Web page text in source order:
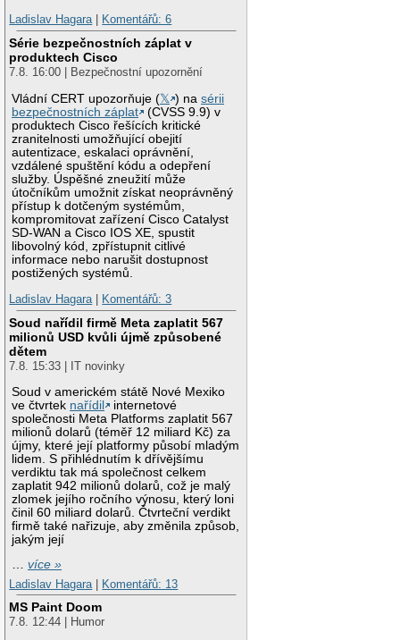
Ladislav Hagara| Komentářů: 6
Série bezpečnostních záplat v
produktech Cisco
7.8. 16:00 | Bezpečnostní upozornění
Vládní CERT upozorňuje (𝕏 ) nasérii
bezpečnostních záplat
(CVSS 9.9) v
produktech Cisco řešících kritické
zranitelnosti umožňující obejití
autentizace, eskalaci oprávnění,
vzdálené spuštění kódu a odepření
služby. Úspěšné zneužití může
útočníkům umožnit získat neoprávněný
přístup k dotčeným systémům,
kompromitovat zařízení Cisco Catalyst
SD-WAN a Cisco IOS XE, spustit
libovolný kód, zpřístupnit citlivé
informace nebo narušit dostupnost
postižených systémů.
Ladislav Hagara| Komentářů: 3
Soud nařídil firmě Meta zaplatit 567
milionů USD kvůli újmě způsobené
dětem
7.8. 15:33 | IT novinky
Soud v americkém státě Nové Mexiko
ve čtvrtek nařídil
internetové
společnosti Meta Platforms zaplatit 567
milionů dolarů (téměř 12 miliard Kč) za
újmy, které její platformy působí mladým
lidem. S přihlédnutím k dřívějšímu
verdiktu tak má společnost celkem
zaplatit 942 milionů dolarů, což je malý
zlomek jejího ročního výnosu, který loni
činil 60 miliard dolarů. Čtvrteční verdikt
firmě také nařizuje, aby změnila způsob,
jakým její
…více »
Ladislav Hagara
Komentářů: 13
MS Paint Doom
7.8. 12:44 | Humor